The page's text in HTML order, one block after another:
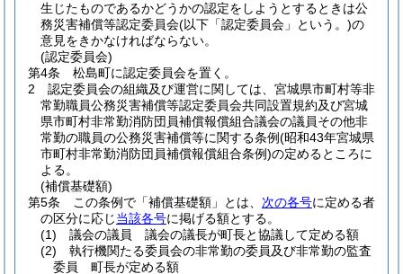
生じたものであるかどうかの認定をしようとするときは公
務災害補償等認定委員会(以下「認定委員会」という。)の
意見をきかなければならない。
(認定委員会)
第4条
松島町に認定委員会を置く。
2
認定委員会の組織及び運営に関しては、宮城県市町村等非
常勤職員公務災害補償等認定委員会共同設置規約及び宮城
県市町村非常勤消防団員補償報償組合議会の議員その他非
常勤の職員の公務災害補償等に関する条例(昭和43年宮城県
市町村非常勤消防団員補償報償組合条例)の定めるところに
よる。
(補償基礎額)
第5条
この条例で「補償基礎額」とは、 次の各号に定める者
の区分に応じ当該各号に掲げる額とする。
(1)
議会の議員 議会の議長が町長と協議して定める額
(2)
執行機関たる委員会の非常勤の委員及び非常勤の監査
委員 町長が定める額